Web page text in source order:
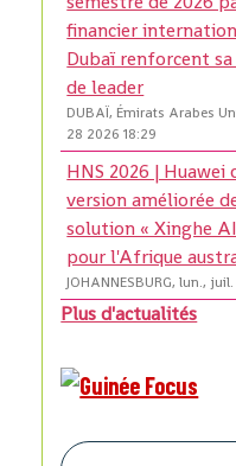
financier
Dubaï renforcent
de leader
DUBAÏ, Émirats Arabes
28 2026 18:29
HNS 2026 | Huawei
version améliorée
solution « Xinghe
pour l'Afrique
JOHANNESBURG, lun.,
Plus d'actualités